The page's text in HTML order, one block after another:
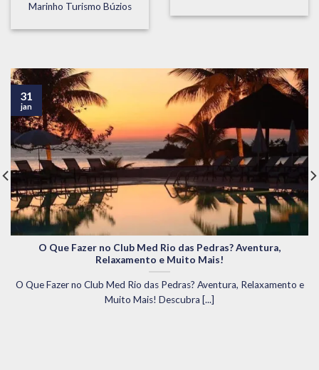
Marinho Turismo Búzios
O Que Fazer no Club Med Rio das Pedras? Aventura,
Relaxamento e Muito Mais!
O Que Fazer no Club Med Rio das Pedras? Aventura, Relaxamento e
Muito Mais! Descubra [...]
31
jan